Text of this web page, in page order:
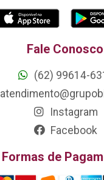
Fale Conosco
(62) 99614-
Instagram
Facebook
Formas de